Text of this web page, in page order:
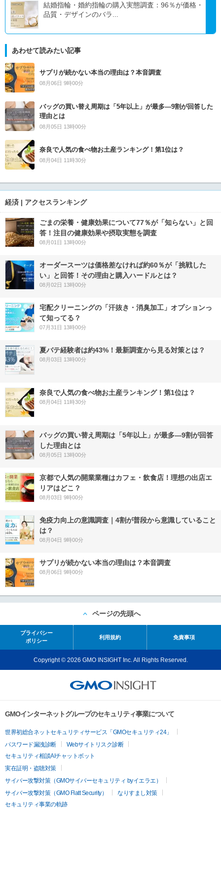
結婚指輪・婚約指輪の購入実態調査：96％が価格・
品質・デザインのバラ...
あわせて読みたい記事
サプリが続かない本当の理由は？本音調査
08月06日 9時00分
バッグの買い替え周期は「5年以上」が最多―9割が回答した
理由とは
08月05日 13時00分
奈良で人気の食べ物お土産ランキング！第1位は？
08月04日 11時30分
経済 | アクセスランキング
ごまの栄養・健康効果について77％が「知らない」と回
答！注目の健康効果や摂取実態を調査
08月01日 13時00分
オーダースーツは価格差なければ約60％が「挑戦した
い」と回答！その理由と購入ハードルとは？
08月02日 13時00分
宅配クリーニングの「汗抜き・消臭加工」オプションっ
て知ってる？
07月31日 13時00分
夏バテ経験者は約43%！最新調査から見る対策とは？
08月03日 13時00分
奈良で人気の食べ物お土産ランキング！第1位は？
08月04日 11時30分
バッグの買い替え周期は「5年以上」が最多―9割が回答
した理由とは
08月05日 13時00分
京都で人気の開業業種はカフェ・飲食店！理想の出店エ
リアはどこ？
08月03日 9時00分
免疫力向上の意識調査｜4割が普段から意識していること
は？
08月04日 9時00分
サプリが続かない本当の理由は？本音調査
08月06日 9時00分
ページの先頭へ
プライバシー
ポリシー
利用規約 免責事項
Copyright © 2026 GMO INSIGHT Inc. All Rights Reserved.
GMOインターネットグループのセキュリティ事業について
世界初総合ネットセキュリティサービス「GMOセキュリティ24」
パスワード漏洩診断
Webサイトリスク診断
セキュリティ相談AIチャットボット
実在証明・盗聴対策
サイバー攻撃対策（GMOサイバーセキュリティ byイエラエ）
サイバー攻撃対策（GMO Flatt Security）
なりすまし対策
セキュリティ事業の軌跡